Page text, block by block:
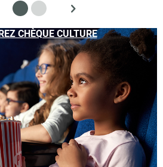
CHÈQUE CULTURE